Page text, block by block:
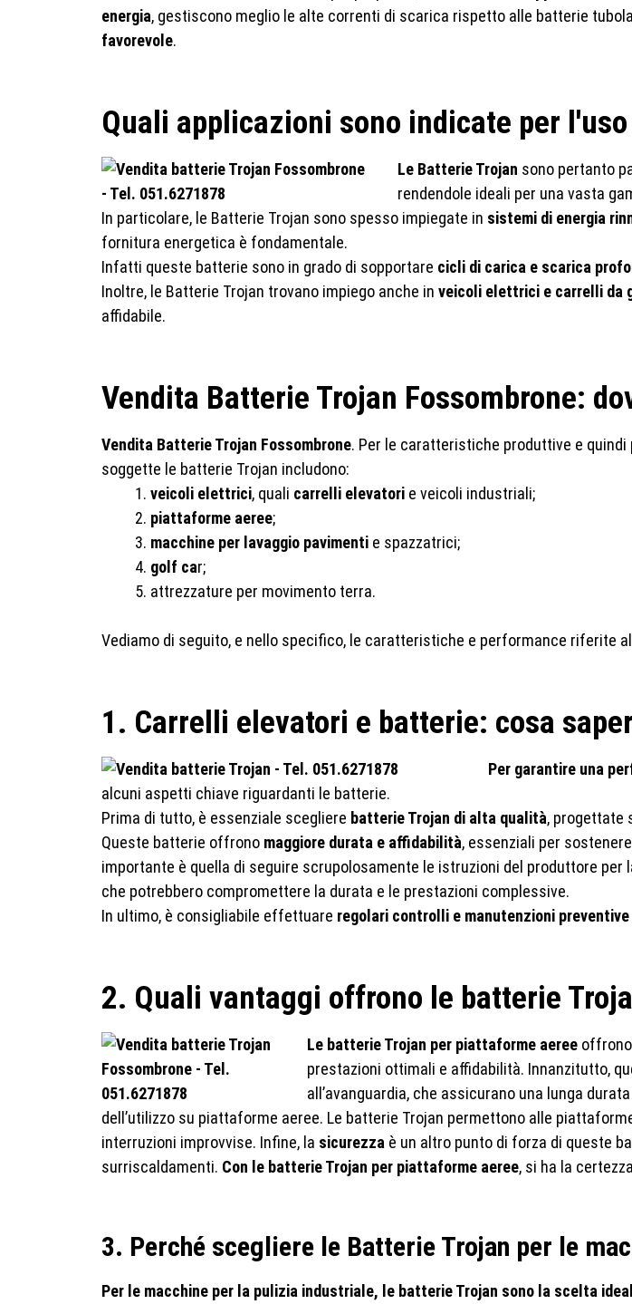
energia, gestiscono meglio le alte correnti di scarica rispetto alle batterie
favorevole.
Quali applicazioni sono indicate per
Le Batterie Trojan sono pertanto
rendendole ideali per una vasta
In particolare, le Batterie Trojan sono spesso impiegate in sistemi di energia
fornitura energetica è fondamentale.
Infatti queste batterie sono in grado di sopportare cicli di carica e scarica
Inoltre, le Batterie Trojan trovano impiego anche in veicoli elettrici e carrelli da
affidabile.
Vendita Batterie Trojan Fossombrone:
Vendita Batterie Trojan Fossombrone. Per le caratteristiche produttive e
soggette le batterie Trojan includono:
veicoli elettrici, quali carrelli elevatori e veicoli industriali;
piattaforme aeree;
macchine per lavaggio pavimenti e spazzatrici;
golf car;
attrezzature per movimento terra.
Vediamo di seguito, e nello specifico, le caratteristiche e performance riferite
1. Carrelli elevatori e batterie: cosa
Per garantire una
alcuni aspetti chiave riguardanti le batterie.
Prima di tutto, è essenziale scegliere batterie Trojan di alta qualità, progettate
Queste batterie offrono maggiore durata e affidabilità, essenziali per
importante è quella di seguire scrupolosamente le istruzioni del produttore per
che potrebbero compromettere la durata e le prestazioni complessive.
In ultimo, è consigliabile effettuare regolari controlli e manutenzioni preventive
2. Quali vantaggi offrono le batterie
Le batterie Trojan per piattaforme aeree
prestazioni ottimali e affidabilità. Innanzitutto,
all’avanguardia, che assicurano una lunga
dell’utilizzo su piattaforme aeree. Le batterie Trojan permettono alle
interruzioni improvvise. Infine, la sicurezza è un altro punto di forza di queste
surriscaldamenti. Con le batterie Trojan per piattaforme aeree, si ha la
3. Perché scegliere le Batterie Trojan per le
Per le macchine per la pulizia industriale, le batterie Trojan sono la scelta